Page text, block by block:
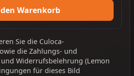
Warenkorb
Sie die Culoca-
die Zahlungs- und
und Widerrufsbelehrung (Lemon
für dieses Bild